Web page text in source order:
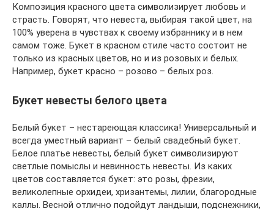
Композиция красного цвета символизирует любовь и
страсть. Говорят, что невеста, выбирая такой цвет, на
100% уверена в чувствах к своему избраннику и в нем
самом тоже. Букет в красном стиле часто состоит не
только из красных цветов, но и из розовых и белых.
Например, букет красно – розово – белых роз.
Букет невесты белого цвета
Белый букет – нестареющая классика! Универсальный и
всегда уместный вариант – белый свадебный букет.
Белое платье невесты, белый букет символизируют
светлые помыслы и невинность невесты. Из каких
цветов составляется букет: это розы, фрезии,
великолепные орхидеи, хризантемы, лилии, благородные
каллы. Весной отлично подойдут ландыши, подснежники,